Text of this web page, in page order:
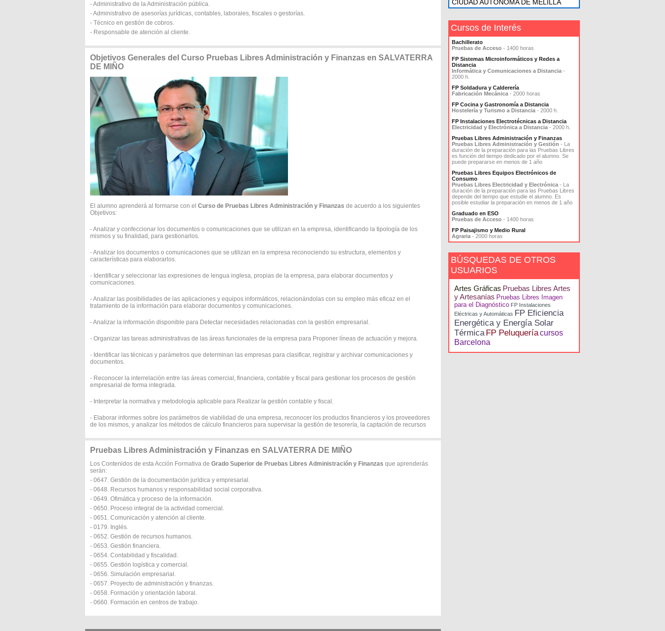
- Administrativo de la Administración pública.
- Administrativo de asesorías jurídicas, contables, laborales, fiscales o gestorías.
- Técnico en gestión de cobros.
- Responsable de atención al cliente.
Objetivos Generales del Curso Pruebas Libres Administración y Finanzas en SALVATERRA
DE MIÑO
El alumno aprenderá al formarse con el Curso de Pruebas Libres Administración y Finanzas de acuerdo a los siguientes
Objetivos:
- Analizar y confeccionar los documentos o comunicaciones que se utilizan en la empresa, identificando la tipología de los
mismos y su finalidad, para gestionarlos.
- Analizar los documentos o comunicaciones que se utilizan en la empresa reconociendo su estructura, elementos y
características para elaborarlos.
- Identificar y seleccionar las expresiones de lengua inglesa, propias de la empresa, para elaborar documentos y
comunicaciones.
- Analizar las posibilidades de las aplicaciones y equipos informáticos, relacionándolas con su empleo más eficaz en el
tratamiento de la información para elaborar documentos y comunicaciones.
- Analizar la información disponible para Detectar necesidades relacionadas con la gestión empresarial.
- Organizar las tareas administrativas de las áreas funcionales de la empresa para Proponer líneas de actuación y mejora.
- Identificar las técnicas y parámetros que determinan las empresas para clasificar, registrar y archivar comunicaciones y
documentos.
- Reconocer la interrelación entre las áreas comercial, financiera, contable y fiscal para gestionar los procesos de gestión
empresarial de forma integrada.
- Interpretar la normativa y metodología aplicable para Realizar la gestión contable y fiscal.
- Elaborar informes sobre los parámetros de viabilidad de una empresa, reconocer los productos financieros y los proveedores
de los mismos, y analizar los métodos de cálculo financieros para supervisar la gestión de tesorería, la captación de recursos
Pruebas Libres Administración y Finanzas en SALVATERRA DE MIÑO
Los Contenidos de esta Acción Formativa de Grado Superior de Pruebas Libres Administración y Finanzas que aprenderás
serán:
- 0647. Gestión de la documentación jurídica y empresarial.
- 0648. Recursos humanos y responsabilidad social corporativa.
- 0649. Ofimática y proceso de la información.
- 0650. Proceso integral de la actividad comercial.
- 0651. Comunicación y atención al cliente.
- 0179. Inglés.
- 0652. Gestión de recursos humanos.
- 0653. Gestión financiera.
- 0654. Contabilidad y fiscalidad.
- 0655. Gestión logística y comercial.
- 0656. Simulación empresarial.
- 0657. Proyecto de administración y finanzas.
- 0658. Formación y orientación laboral.
- 0660. Formación en centros de trabajo.
CIUDAD AUTONOMA DE MELILLA
Cursos de Interés
Bachillerato
Pruebas de Acceso - 1400 horas
FP Sistemas Microinformáticos y Redes a
Distancia
Informática y Comunicaciones a Distancia -
2000 h.
FP Soldadura y Calderería
Fabricación Mecánica - 2000 horas
FP Cocina y Gastronomía a Distancia
Hostelería y Turismo a Distancia - 2000 h.
FP Instalaciones Electrotécnicas a Distancia
Electricidad y Electrónica a Distancia - 2000 h.
Pruebas Libres Administración y Finanzas
Pruebas Libres Administración y Gestión - La
duración de la preparación para las Pruebas Libres
es función del tiempo dedicado por el alumno. Se
puede prepararse en menos de 1 año
Pruebas Libres Equipos Electrónicos de
Consumo
Pruebas Libres Electricidad y Electrónica - La
duración de la preparación para las Pruebas Libres
depende del tiempo que estudie el alumno. Es
posible estudiar la preparación en menos de 1 año
Graduado en ESO
Pruebas de Acceso - 1400 horas
FP Paisajismo y Medio Rural
Agraria - 2000 horas
BÚSQUEDAS DE OTROS
USUARIOS
Artes Gráficas Pruebas Libres Artes
y Artesanías Pruebas Libres Imagen
para el Diagnóstico FP Instalaciones
Eléctricas y Automáticas FP Eficiencia
Energética y Energía Solar
Térmica FP Peluqueríacursos
Barcelona